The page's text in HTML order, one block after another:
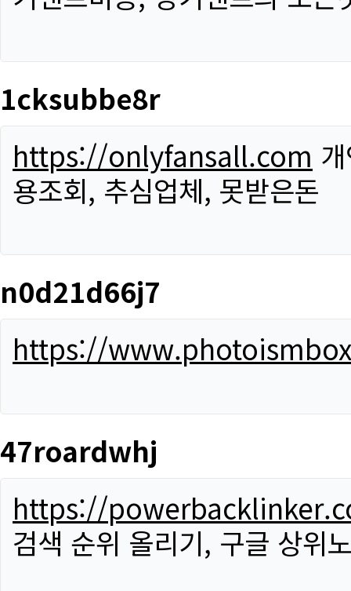
1cksubbe8r
https://onlyfansall.com
용조회, 추심업체, 못받은돈
n0d21d66j7
https://
47roardwhj
https://
검색 순위 올리기, 구글 상위